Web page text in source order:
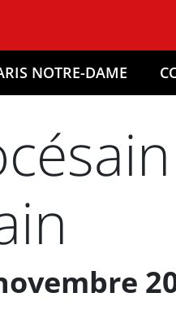
NOTRE-DAME